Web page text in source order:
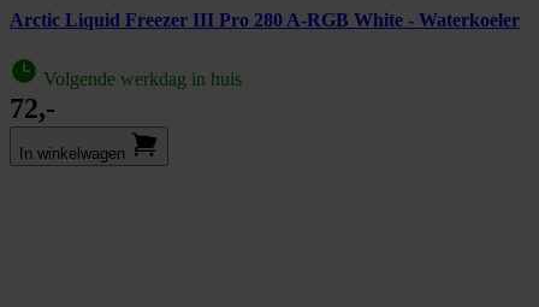
Arctic Liquid Freezer III Pro 280 A-RGB White - Waterkoeler
Volgende werkdag in huis
72,-
In winkel­wagen